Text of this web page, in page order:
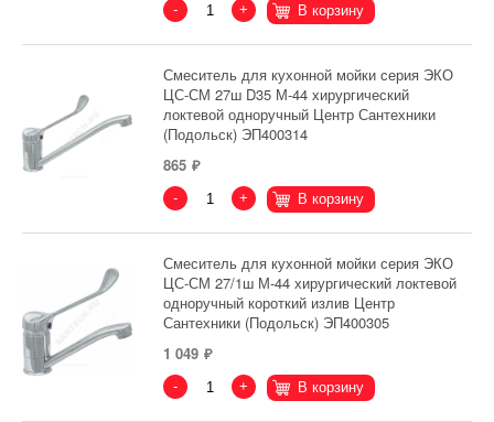
- + В корзину
Смеситель для кухонной мойки серия ЭКО
ЦС-СМ 27ш D35 М-44 хирургический
локтевой одноручный Центр Сантехники
(Подольск) ЭП400314
865
- + В корзину
Смеситель для кухонной мойки серия ЭКО
ЦС-СМ 27/1ш М-44 хирургический локтевой
одноручный короткий излив Центр
Сантехники (Подольск) ЭП400305
1 049
- + В корзину